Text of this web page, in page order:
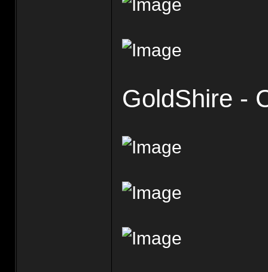
GoldShire -